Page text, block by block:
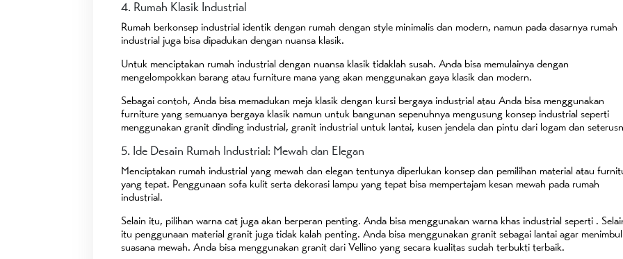
4. Rumah Klasik Industrial
Rumah berkonsep industrial identik dengan rumah dengan style minimalis dan modern, namun pada dasarnya rumah
industrial juga bisa dipadukan dengan nuansa klasik.
Untuk menciptakan rumah industrial dengan nuansa klasik tidaklah susah. Anda bisa memulainya dengan
mengelompokkan barang atau furniture mana yang akan menggunakan gaya klasik dan modern.
Sebagai contoh, Anda bisa memadukan meja klasik dengan kursi bergaya industrial atau Anda bisa menggunakan
furniture yang semuanya bergaya klasik namun untuk bangunan sepenuhnya mengusung konsep industrial seperti
menggunakan granit dinding industrial, granit industrial untuk lantai, kusen jendela dan pintu dari logam dan
5. Ide Desain Rumah Industrial: Mewah dan Elegan
Menciptakan rumah industrial yang mewah dan elegan tentunya diperlukan konsep dan pemilihan material atau
yang tepat. Penggunaan sofa kulit serta dekorasi lampu yang tepat bisa mempertajam kesan mewah pada rumah
industrial.
Selain itu, pilihan warna cat juga akan berperan penting. Anda bisa menggunakan warna khas industrial seperti .
itu penggunaan material granit juga tidak kalah penting. Anda bisa menggunakan granit sebagai lantai agar
suasana mewah. Anda bisa menggunakan granit dari Vellino yang secara kualitas sudah terbukti terbaik.